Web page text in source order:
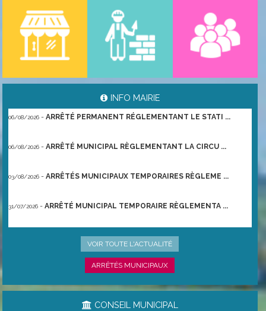
INFO MAIRIE
06/08/2026 -ARRÊTÉ PERMANENT RÉGLEMENTANT LE STATI ...
06/08/2026 -ARRÊTÉ MUNICIPAL RÈGLEMENTANT LA CIRCU ...
03/08/2026 -ARRÊTÉS MUNICIPAUX TEMPORAIRES RÈGLEME ...
31/07/2026 -ARRÊTÉ MUNICIPAL TEMPORAIRE RÈGLEMENTA ...
ARRÊTÉ PRÉFECTORAL DU 21/06/2026 TEMPO ...
VOIR TOUTE L'ACTUALITÉ
ARRÊTÉS MUNICIPAUX
CONSEIL MUNICIPAL